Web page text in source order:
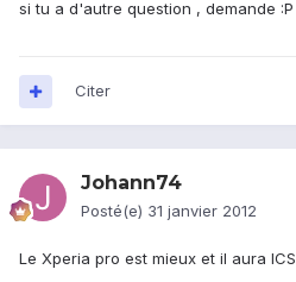
si tu a d'autre question , demande :P
Citer
Johann74
Posté(e) 31 janvier 2012
Le Xperia pro est mieux et il aura ICS